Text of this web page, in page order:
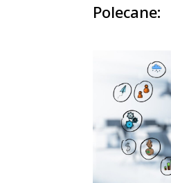
Polecane: